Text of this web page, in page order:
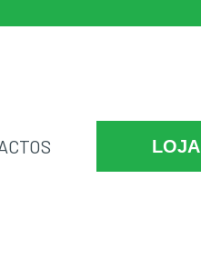
LOJA